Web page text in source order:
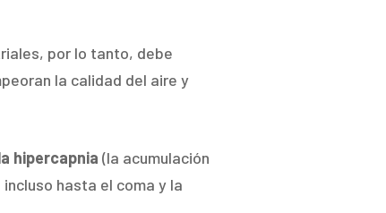
por lo tanto, debe
la calidad del aire y
hipercapnia (la acumulación
hasta el coma y la